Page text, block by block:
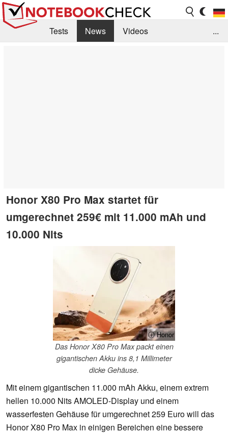
Tests News
Videos
...
Honor X80 Pro Max startet für
umgerechnet 259€ mit 11.000 mAh und
10.000 Nits
ⓘ Honor
Das Honor X80 Pro Max packt einen
gigantischen Akku ins 8,1 Millimeter
dicke Gehäuse.
Mit einem gigantischen 11.000 mAh Akku, einem extrem
hellen 10.000 Nits AMOLED-Display und einem
wasserfesten Gehäuse für umgerechnet 259 Euro will das
Honor X80 Pro Max in einigen Bereichen eine bessere